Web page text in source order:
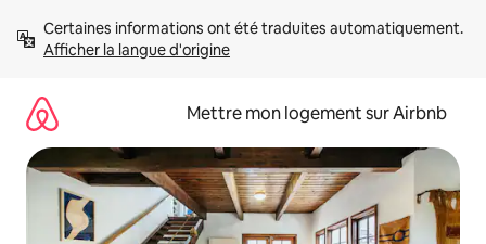
directement
Afficher la langue d'origine
Mettre mon logement sur Airbnb